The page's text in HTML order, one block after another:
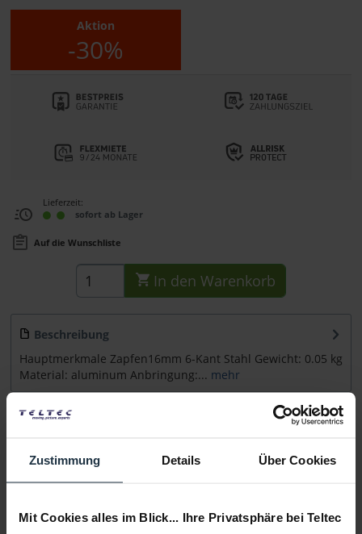
Zustimmung Details Über Cookies
Mit Cookies alles im Blick... Ihre Privatsphäre bei Teltec
Aktion
-30%
Lieferzeit:
sofort ab Lager
Auf die Wunschliste
In den Warenkorb
Beschreibung
Hauptmerkmale Zapfen16mm 6-Kant Stahl Gewicht: 0.05 kg
Material: aluminum Anbringung:... mehr
Zubehör
Beratung